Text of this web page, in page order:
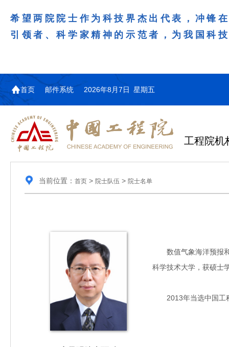
希望两院院士作为科技界杰出代表，冲锋
引领者、科学家精神的示范者，为我国科
首页 邮件系统 2026年8月7日 星期五
工程院机
当前位置： 首页> 院士队伍 > 院士名单
数值气象海洋预报和
科学技术大学，获硕士
2013年当选中国工